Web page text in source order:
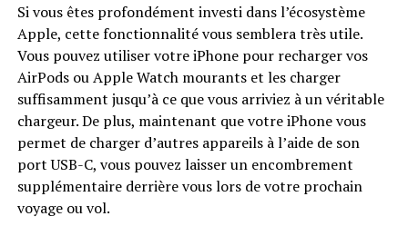
Si vous êtes profondément investi dans l’écosystème
Apple, cette fonctionnalité vous semblera très utile.
Vous pouvez utiliser votre iPhone pour recharger vos
AirPods ou Apple Watch mourants et les charger
suffisamment jusqu’à ce que vous arriviez à un véritable
chargeur. De plus, maintenant que votre iPhone vous
permet de charger d’autres appareils à l’aide de son
port USB-C, vous pouvez laisser un encombrement
supplémentaire derrière vous lors de votre prochain
voyage ou vol.